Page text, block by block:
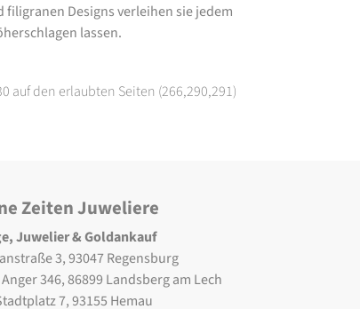
Designs verleihen sie jedem
lassen.
auf den erlaubten Seiten (266,290,291)
Zeiten Juweliere
Juwelier & Goldankauf
3, 93047 Regensburg
346, 86899 Landsberg am Lech
7, 93155 Hemau